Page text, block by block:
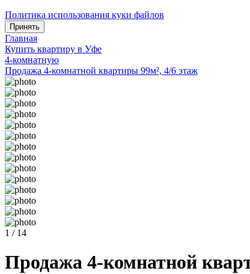
Политика использования куки файлов
Принять
Главная
Купить квартиру в Уфе
4-комнатную
Продажа 4-комнатной квартиры 99м², 4/6 этаж
1 / 14
Продажа 4-комнатной